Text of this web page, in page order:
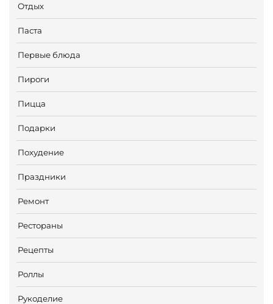
Отдых
Паста
Первые блюда
Пироги
Пицца
Подарки
Похудение
Праздники
Ремонт
Рестораны
Рецепты
Роллы
Рукоделие